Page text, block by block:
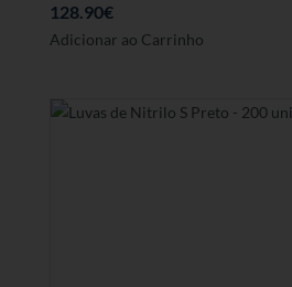
128.90€
Adicionar ao Carrinho